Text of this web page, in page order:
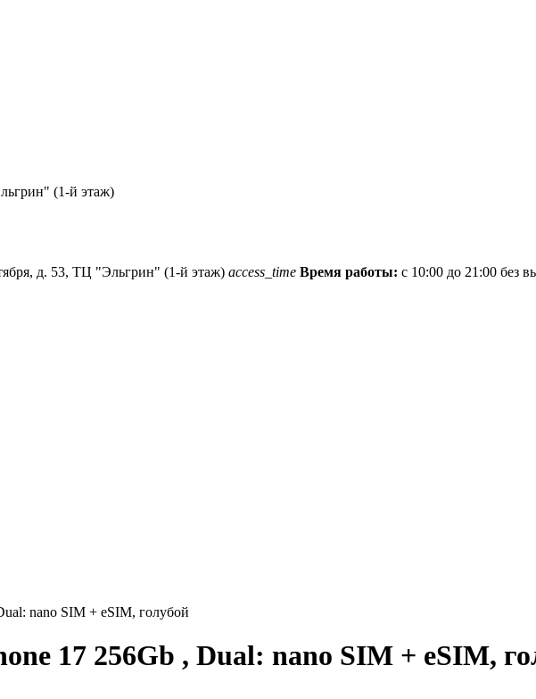
(1-й этаж)
д. 53, ТЦ "Эльгрин" (1-й этаж) access_time Время работы: с 10:00 до 21:00 без
nano SIM + eSIM, голубой
17 256Gb , Dual: nano SIM + eSIM,